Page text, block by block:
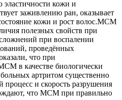
эластичности кожи и
заживлению ран, оказывает
кожи и рост волос.МСМ
полезных свойств при
при воспалении
проведённых
что при
в качестве биологически
артритом существенно
и скорость разрушения
что МСМ при правильно